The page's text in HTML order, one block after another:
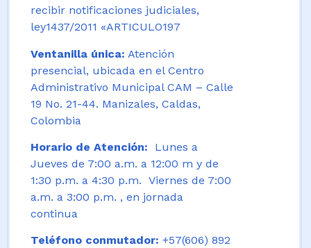
recibir notificaciones judiciales,
ley1437/2011 «ARTICULO197
Ventanilla única: Atención
presencial, ubicada en el Centro
Administrativo Municipal CAM – Calle
19 No. 21-44. Manizales, Caldas,
Colombia
Horario de Atención:
Lunes a
Jueves de 7:00 a.m. a 12:00 m y de
1:30 p.m. a 4:30 p.m. Viernes de 7:00
a.m. a 3:00 p.m. , en jornada
continua
Teléfono conmutador: +57(606) 892